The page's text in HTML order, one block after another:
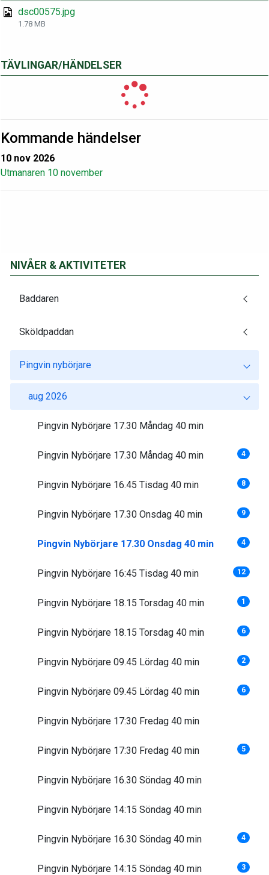
dsc00575.jpg
1.78 MB
TÄVLINGAR/HÄNDELSER
Kommande händelser
10 nov 2026
Utmanaren 10 november
NIVÅER & AKTIVITETER
Baddaren
Sköldpaddan
Pingvin nybörjare
aug 2026
Pingvin Nybörjare 17.30 Måndag 40 min
Pingvin Nybörjare 17.30 Måndag 40 min 4
Pingvin Nybörjare 16.45 Tisdag 40 min 8
Pingvin Nybörjare 17.30 Onsdag 40 min 9
Pingvin Nybörjare 17.30 Onsdag 40 min 4
Pingvin Nybörjare 16:45 Tisdag 40 min 12
Pingvin Nybörjare 18.15 Torsdag 40 min 1
Pingvin Nybörjare 18.15 Torsdag 40 min 6
Pingvin Nybörjare 09.45 Lördag 40 min 2
Pingvin Nybörjare 09.45 Lördag 40 min 6
Pingvin Nybörjare 17:30 Fredag 40 min
Pingvin Nybörjare 17:30 Fredag 40 min 5
Pingvin Nybörjare 16.30 Söndag 40 min
Pingvin Nybörjare 14:15 Söndag 40 min
Pingvin Nybörjare 16.30 Söndag 40 min 4
Pingvin Nybörjare 14:15 Söndag 40 min 3